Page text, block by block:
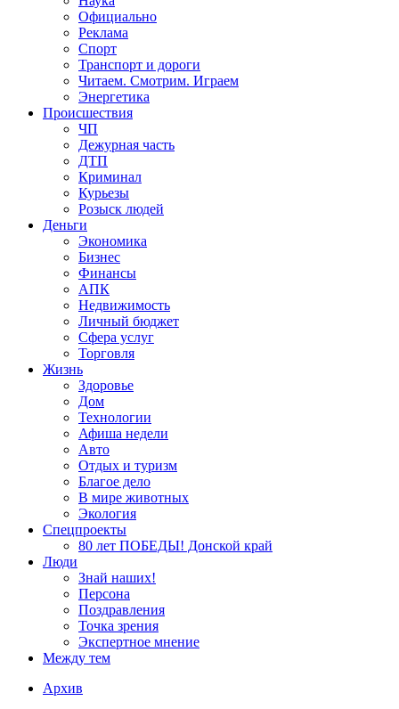
Официально
Реклама
Спорт
Транспорт и дороги
Читаем. Смотрим. Играем
Энергетика
Происшествия
ЧП
Дежурная часть
ДТП
Криминал
Курьезы
Розыск людей
Деньги
Экономика
Бизнес
Финансы
АПК
Недвижимость
Личный бюджет
Сфера услуг
Торговля
Жизнь
Здоровье
Дом
Технологии
Афиша недели
Авто
Отдых и туризм
Благое дело
В мире животных
Экология
Спецпроекты
80 лет ПОБЕДЫ! Донской край
Люди
Знай наших!
Персона
Поздравления
Точка зрения
Экспертное мнение
Между тем
Архив